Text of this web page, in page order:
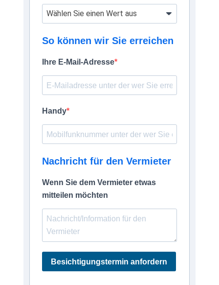
So können wir Sie erreichen
Ihre E-Mail-Adresse
Handy
Nachricht für den Vermieter
Wenn Sie dem Vermieter etwas
mitteilen möchten
Besichtigungstermin anfordern